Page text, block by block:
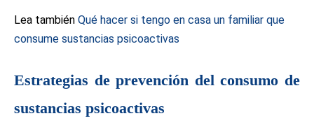
Lea también Qué hacer si tengo en casa un familiar que
consume sustancias psicoactivas
Estrategias de prevención del consumo de
sustancias psicoactivas